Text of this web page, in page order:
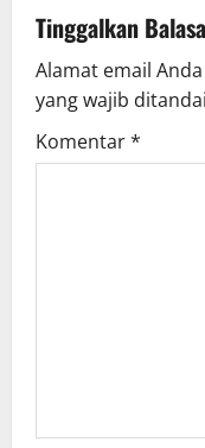
Tinggalkan
Alamat email
yang wajib ditandai
Komentar*